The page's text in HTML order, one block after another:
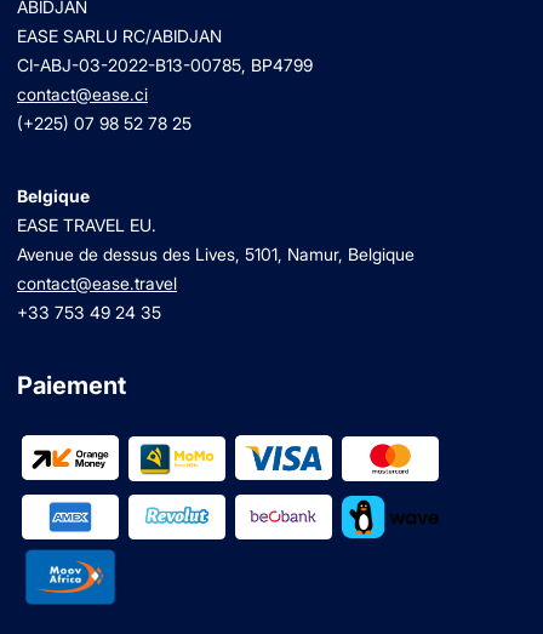
ABIDJAN
EASE SARLU RC/ABIDJAN
CI-ABJ-03-2022-B13-00785, BP4799
contact@ease.ci
(+225) 07 98 52 78 25
Belgique
EASE TRAVEL EU.
Avenue de dessus des Lives, 5101, Namur, Belgique
contact@ease.travel
+33 753 49 24 35
Paiement